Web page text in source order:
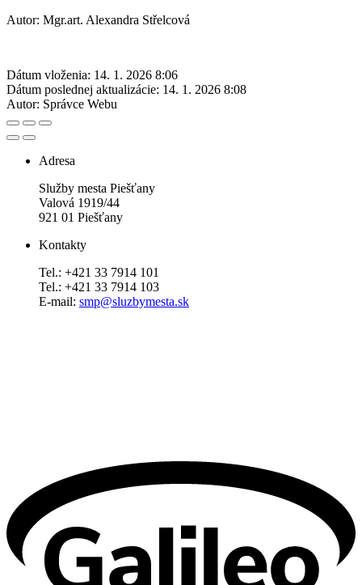
Autor: Mgr.art. Alexandra Střelcová
Dátum vloženia: 14. 1. 2026 8:06
Dátum poslednej aktualizácie: 14. 1. 2026 8:08
Autor: Správce Webu
Adresa
Služby mesta Piešťany
Valová 1919/44
921 01 Piešťany
Kontakty
Tel.: +421 33 7914 101
Tel.: +421 33 7914 103
E-mail: smp@sluzbymesta.sk